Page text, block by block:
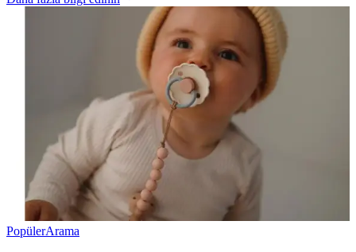
PopülerArama